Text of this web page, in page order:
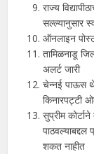
राज्य
सल्ल्यानुसार
ऑनलाइन
तामिळनाडू
अलर्ट जारी
चेन्नई पाऊस
किनारपट्टी
सुप्रीम
शकत नाहीत